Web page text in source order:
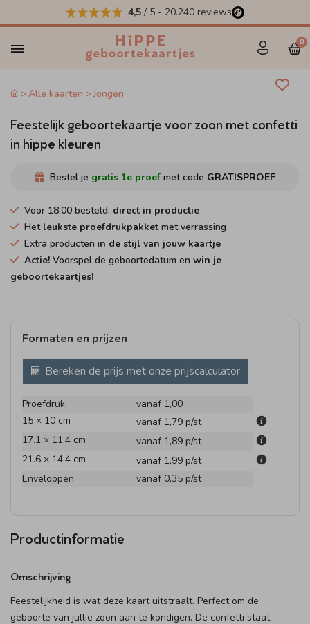
4,5 / 5 - 20.240 reviews
0
Alle kaarten Jongen
Feestelijk geboortekaartje voor zoon met confetti
in hippe kleuren
Bestel je gratis 1e proef met code GRATISPROEF
Voor 18:00 besteld, direct in productie
Het leukste proefdrukpakket met verrassing
Extra producten in de stijl van jouw kaartje
Actie! Voorspel de geboortedatum en win je
geboortekaartjes!
Formaten en prijzen
Bereken de prijs met onze prijscalculator
Proefdruk
vanaf 1,00
15 × 10 cm
vanaf 1,79 p/st
17.1 × 11.4 cm
vanaf 1,89 p/st
21.6 × 14.4 cm
vanaf 1,99 p/st
Enveloppen
vanaf 0,35 p/st
Productinformatie
Omschrijving
Feestelijkheid is wat deze kaart uitstraalt. Perfect om de
geboorte van jullie zoon aan te kondigen. De confetti staat